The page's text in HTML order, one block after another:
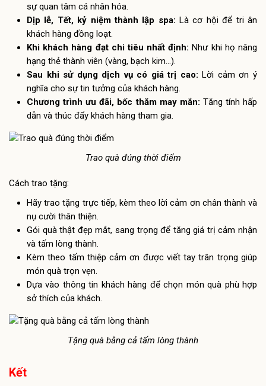
sự quan tâm cá nhân hóa.
Dịp lễ, Tết, kỷ niệm thành lập spa:Là cơ hội để tri ân
khách hàng đồng loạt.
Khi khách hàng đạt chi tiêu nhất định:Như khi họ nâng
hạng thẻ thành viên (vàng, bạch kim…).
Sau khi sử dụng dịch vụ có giá trị cao: Lời cảm ơn ý
nghĩa cho sự tin tưởng của khách hàng.
Chương trình ưu đãi, bốc thăm may mắn: Tăng tính hấp
dẫn và thúc đẩy khách hàng tham gia.
Trao quà đúng thời điểm
Cách trao tặng:
Hãy trao tặng trực tiếp, kèm theo lời cảm ơn chân thành và
nụ cười thân thiện.
Gói quà thật đẹp mắt, sang trọng để tăng giá trị cảm nhận
và tấm lòng thành.
Kèm theo tấm thiệp cảm ơn được viết tay trân trọng giúp
món quà trọn vẹn.
Dựa vào thông tin khách hàng để chọn món quà phù hợp
sở thích của khách.
Tặng quà bằng cả tấm lòng thành
Kết